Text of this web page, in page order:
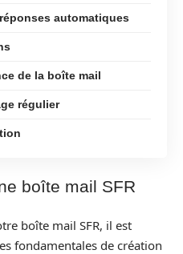
automatiques
de la boîte mail
régulier
boîte mail SFR
boîte mail SFR, il est
fondamentales de création